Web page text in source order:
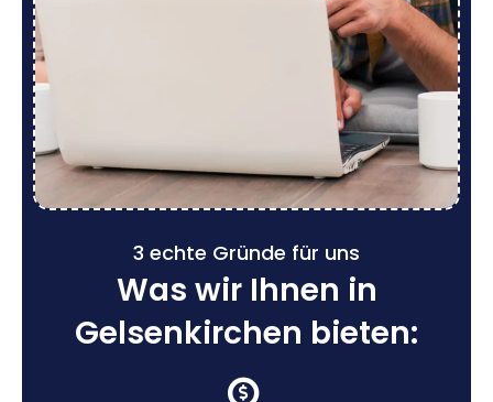
3 echte Gründe für uns
Was wir Ihnen in
Gelsenkirchen bieten: